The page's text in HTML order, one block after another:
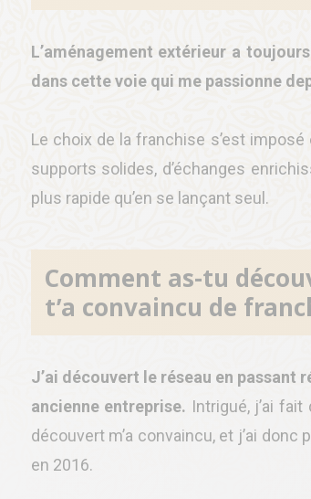
L’aménagement extérieur a
dans cette voie qui me passionne
Le choix de la franchise s’est
supports solides, d’échanges
plus rapide qu’en se lançant seul.
Comment as-tu
t’a convaincu de
J’ai découvert le réseau en passant
ancienne entreprise. Intrigué, j’ai
découvert m’a convaincu, et j’ai
en 2016.